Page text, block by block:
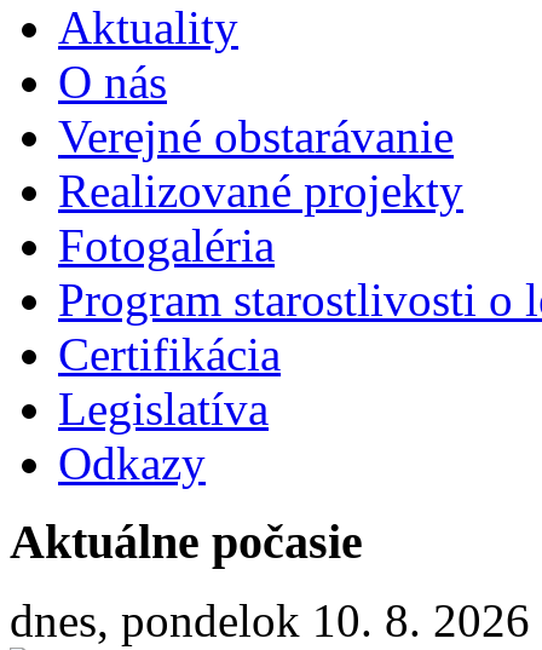
Aktuality
O nás
Verejné obstarávanie
Realizované projekty
Fotogaléria
Program starostlivosti o
Certifikácia
Legislatíva
Odkazy
Aktuálne počasie
dnes, pondelok 10. 8. 2026